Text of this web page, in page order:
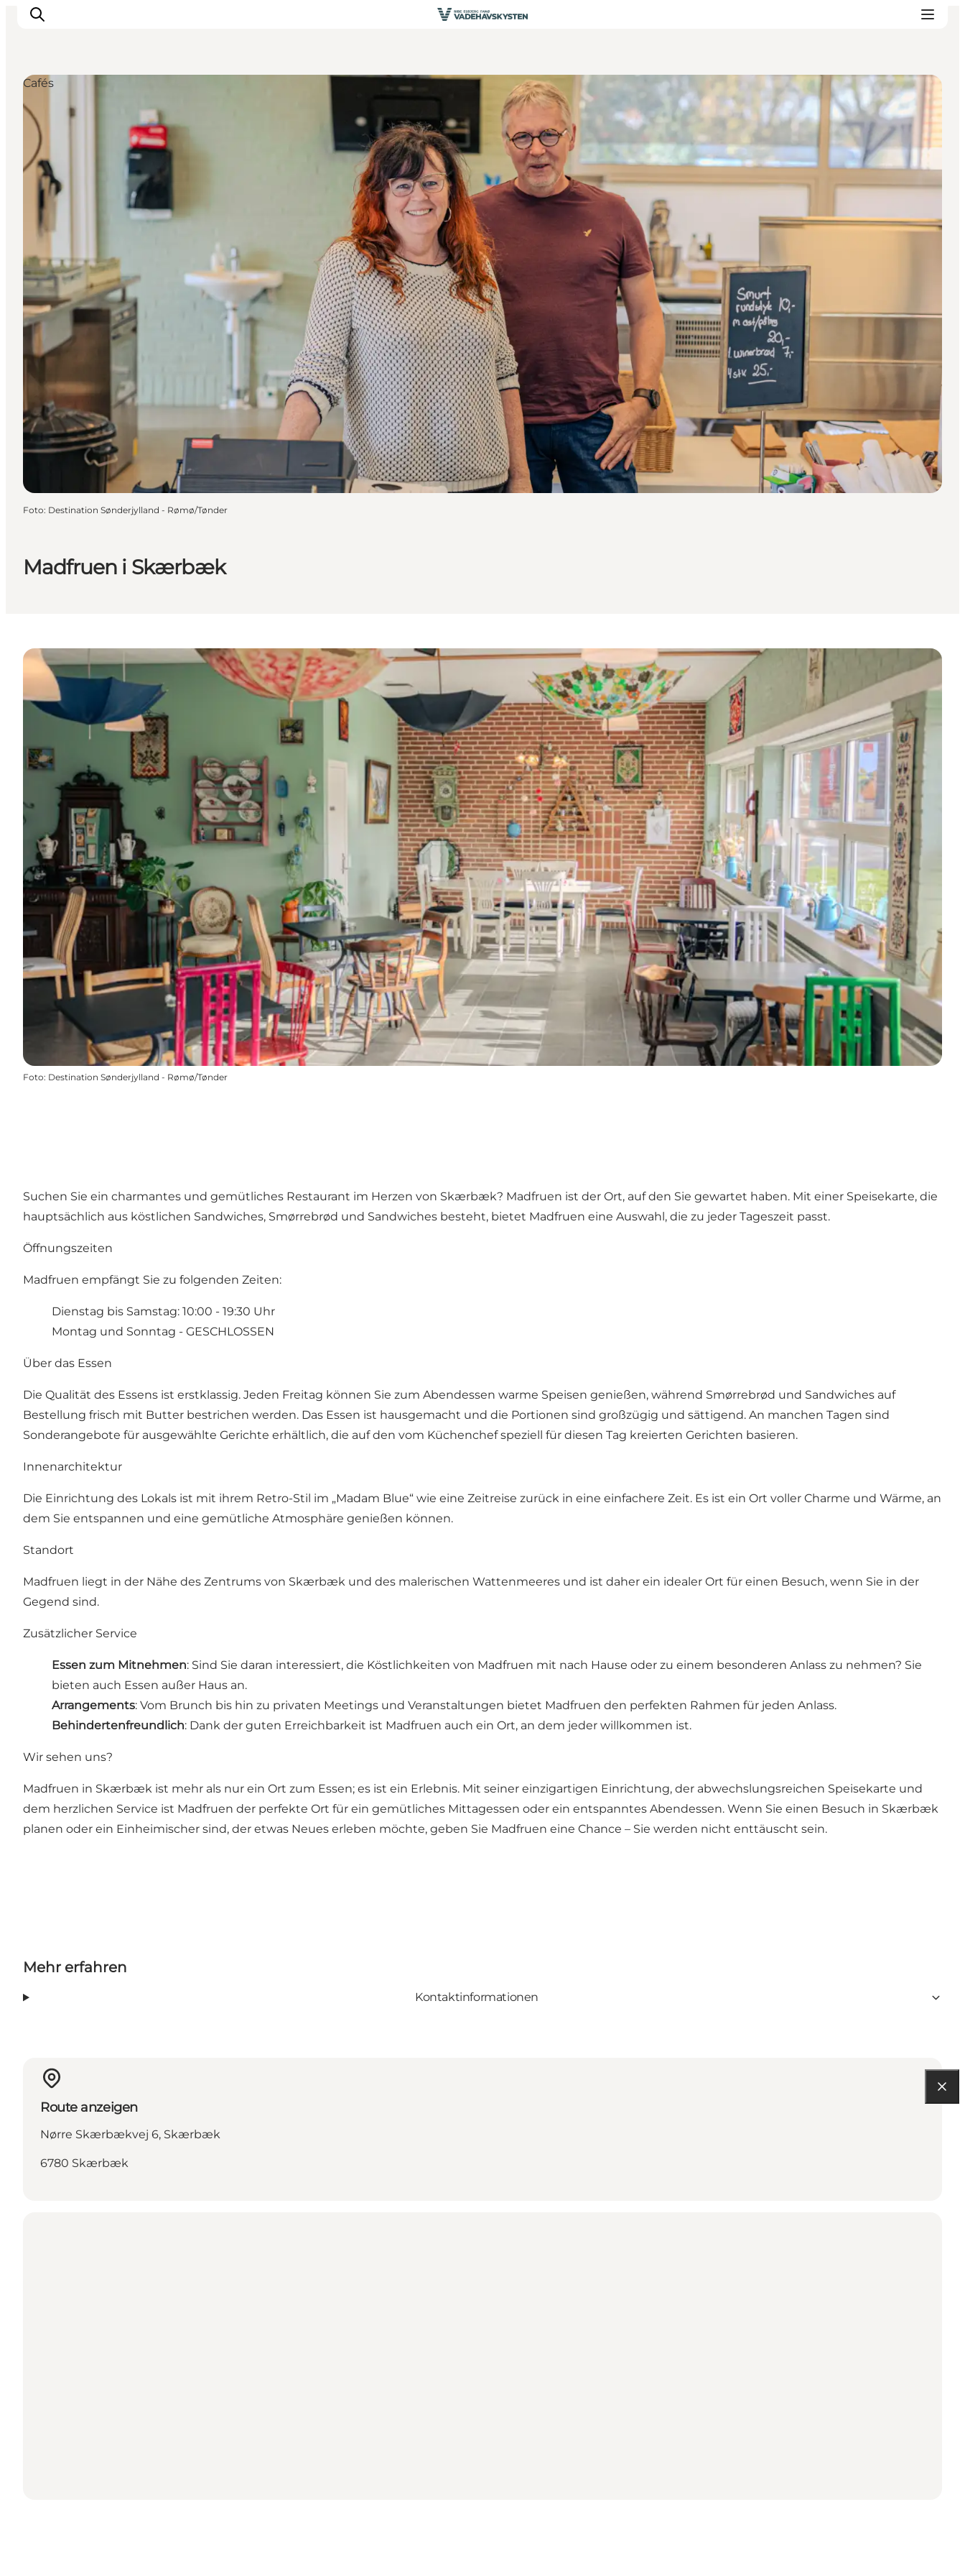
Ribe
Esbjerg
Fanø
Mandø
Wattenmeer
Essen und Schlafen
Veranstaltungen
Madfruen i Skærbæk
Cafés
Foto: Destination Sønderjylland - Rømø/Tønder
Foto: Destination Sønderjylland - Rømø/Tønder
Suchen Sie ein charmantes und gemütliches Restaurant im Herzen von Skærbæk? Madfruen ist der Ort, auf den Sie gewartet haben. Mit einer Speisekarte, die
hauptsächlich aus köstlichen Sandwiches, Smørrebrød und Sandwiches besteht, bietet Madfruen eine Auswahl, die zu jeder Tageszeit passt.
Öffnungszeiten
Madfruen empfängt Sie zu folgenden Zeiten:
Dienstag bis Samstag: 10:00 - 19:30 Uhr
Montag und Sonntag - GESCHLOSSEN
Über das Essen
Die Qualität des Essens ist erstklassig. Jeden Freitag können Sie zum Abendessen warme Speisen genießen, während Smørrebrød und Sandwiches auf
Bestellung frisch mit Butter bestrichen werden. Das Essen ist hausgemacht und die Portionen sind großzügig und sättigend. An manchen Tagen sind
Sonderangebote für ausgewählte Gerichte erhältlich, die auf den vom Küchenchef speziell für diesen Tag kreierten Gerichten basieren.
Innenarchitektur
Die Einrichtung des Lokals ist mit ihrem Retro-Stil im „Madam Blue“ wie eine Zeitreise zurück in eine einfachere Zeit. Es ist ein Ort voller Charme und Wärme, an
dem Sie entspannen und eine gemütliche Atmosphäre genießen können.
Standort
Madfruen liegt in der Nähe des Zentrums von Skærbæk und des malerischen Wattenmeeres und ist daher ein idealer Ort für einen Besuch, wenn Sie in der
Gegend sind.
Zusätzlicher Service
Essen zum Mitnehmen: Sind Sie daran interessiert, die Köstlichkeiten von Madfruen mit nach Hause oder zu einem besonderen Anlass zu nehmen? Sie
bieten auch Essen außer Haus an.
Arrangements: Vom Brunch bis hin zu privaten Meetings und Veranstaltungen bietet Madfruen den perfekten Rahmen für jeden Anlass.
Behindertenfreundlich: Dank der guten Erreichbarkeit ist Madfruen auch ein Ort, an dem jeder willkommen ist.
Wir sehen uns?
Madfruen in Skærbæk ist mehr als nur ein Ort zum Essen; es ist ein Erlebnis. Mit seiner einzigartigen Einrichtung, der abwechslungsreichen Speisekarte und
dem herzlichen Service ist Madfruen der perfekte Ort für ein gemütliches Mittagessen oder ein entspanntes Abendessen. Wenn Sie einen Besuch in Skærbæk
planen oder ein Einheimischer sind, der etwas Neues erleben möchte, geben Sie Madfruen eine Chance – Sie werden nicht enttäuscht sein.
Mehr erfahren
Kontaktinformationen
Route anzeigen
Nørre Skærbækvej 6, Skærbæk
6780 Skærbæk